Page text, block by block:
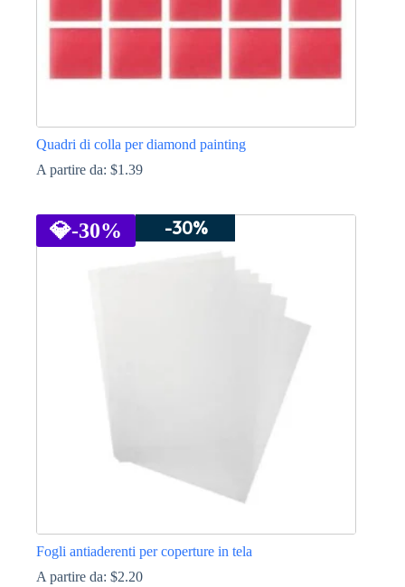
Quadri di colla per diamond painting
A partire da: $1.39
più
💎-30% -30%
Fogli antiaderenti per coperture in tela
A partire da: $2.20